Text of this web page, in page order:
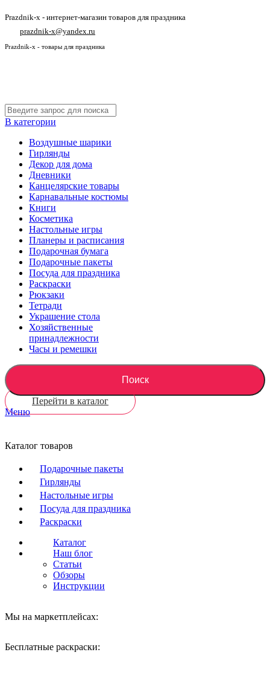
Prazdnik-x - интернет-магазин товаров для праздника
prazdnik-x@yandex.ru
Prazdnik-x - товары для праздника
В категории
Воздушные шарики
Гирлянды
Декор для дома
Дневники
Канцелярские товары
Карнавальные костюмы
Книги
Косметика
Настольные игры
Планеры и расписания
Подарочная бумага
Подарочные пакеты
Посуда для праздника
Раскраски
Рюкзаки
Тетради
Украшение стола
Хозяйственные
принадлежности
Часы и ремешки
Поиск
Перейти в каталог
Меню
Каталог товаров
Подарочные пакеты
Гирлянды
Настольные игры
Посуда для праздника
Раскраски
Каталог
Наш блог
Статьи
Обзоры
Инструкции
Мы на маркетплейсах:
Бесплатные раскраски: